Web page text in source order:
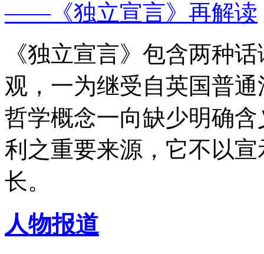
——《独立宣言》再解读
《独立宣言》包含两种
观，一为继受自英国普
哲学概念一向缺少明确
利之重要来源，它不以
长。
人物报道